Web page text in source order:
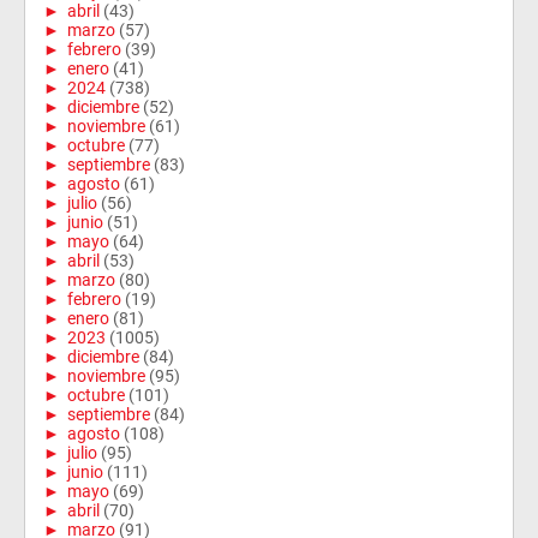
► abril (43)
► marzo (57)
► febrero (39)
► enero (41)
► 2024 (738)
► diciembre (52)
► noviembre (61)
► octubre (77)
► septiembre (83)
► agosto (61)
► julio (56)
► junio (51)
► mayo (64)
► abril (53)
► marzo (80)
► febrero (19)
► enero (81)
► 2023 (1005)
► diciembre (84)
► noviembre (95)
► octubre (101)
► septiembre (84)
► agosto (108)
► julio (95)
► junio (111)
► mayo (69)
► abril (70)
► marzo (91)